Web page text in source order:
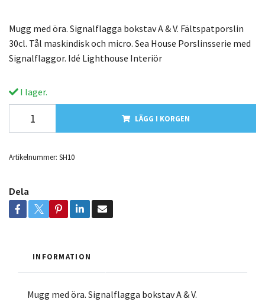
Mugg med öra. Signalflagga bokstav A & V. Fältspatporslin
30cl. Tål maskindisk och micro. Sea House Porslinsserie med
Signalflaggor. Idé Lighthouse Interiör
I lager.
LÄGG I KORGEN
Artikelnummer: SH10
Dela
INFORMATION
Mugg med öra. Signalflagga bokstav A & V.